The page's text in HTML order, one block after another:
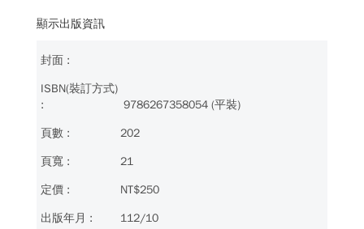
顯示出版資訊
9786267358054 (平裝)
202
21
NT$250
112/10